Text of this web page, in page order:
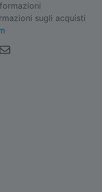
sugli acquisti